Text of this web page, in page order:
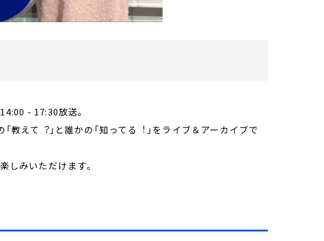
- 17:30放送。
教えて︖」と誰かの「知ってる︕」をライブ＆アーカイブで
しみいただけます。